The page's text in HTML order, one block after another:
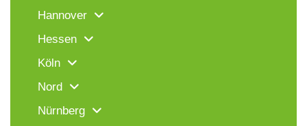
Hannover
Hessen
Köln
Nord
Nürnberg